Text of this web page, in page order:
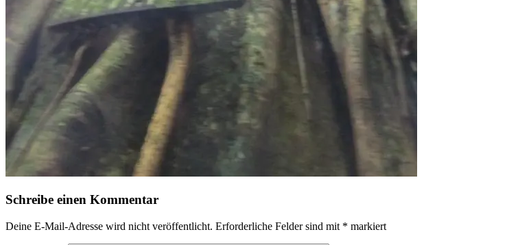
Schreibe einen Kommentar
Deine E-Mail-Adresse wird nicht veröffentlicht. Erforderliche Felder sind mit * markiert